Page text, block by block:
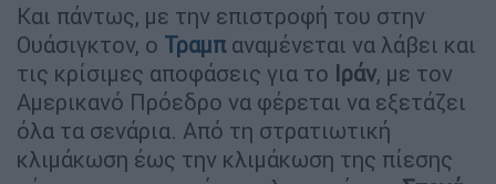
Και πάντως, με την επιστροφή του στην
Ουάσιγκτον, ο Τραμπαναμένεται να λάβει και
τις κρίσιμες αποφάσεις για το Ιράν, με τον
Αμερικανό Πρόεδρο να φέρεται να εξετάζει
όλα τα σενάρια. Από τη στρατιωτική
κλιμάκωση έως την κλιμάκωση της πίεσης